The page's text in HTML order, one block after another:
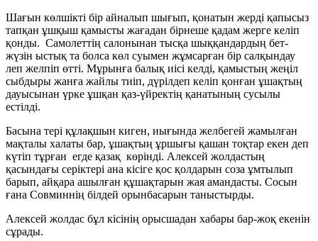
Шағын көлшікті бір айналып шығып, қонатын жерді қапысыз
тапқан ұшқыш қамысты жағадан бірнеше қадам жерге келіп
қонды. Самолеттің салонынан тысқа шыққандардың бет-
жүзін ыстық та болса көл суымен жұмсарған бір салқындау
леп желпіп өтті. Мұрынға балық иісі келді, қамыстың жеңіл
сыбдыры жанға жайлы тиіп, дүрілдеп келіп қонған ұшақтың
дауысынан үрке ұшқан қаз-үйректің қанатының сусылы
естілді.
Басына тері құлақшын киген, иығында желбегей жамылған
мақталы халаты бар, ұшақтың ұршығы қашан тоқтар екен деп
күтіп тұрған егде қазақ көрінді. Алексей жолдастың
қасындағы серіктері ана кісіге қос қолдарын соза ұмтылып
барып, айқара ашылған құшақтарын жая амандасты. Сосын
ғана Совминнің білдей орынбасарын таныстырды.
Алексей жолдас бұл кісінің орысшадан хабары бар-жоқ екенін
сұрады.